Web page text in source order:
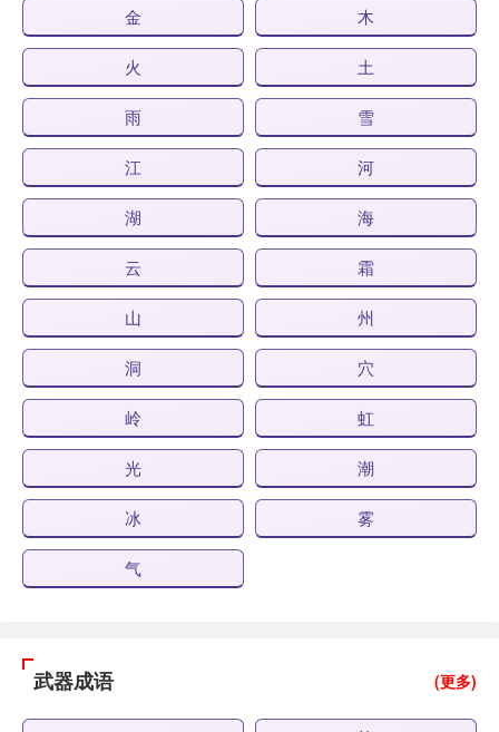
金 木
火 土
雨 雪
江 河
湖 海
云 霜
山 州
洞 穴
岭 虹
光 潮
冰 雾
气
武器成语 (更多)